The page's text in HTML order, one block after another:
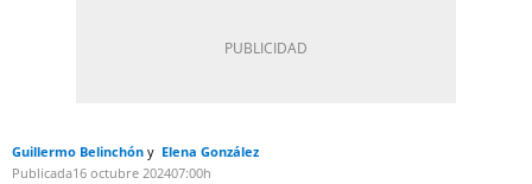
Guillermo Belinchón
Elena González
Publicada16 octubre 202407:00h